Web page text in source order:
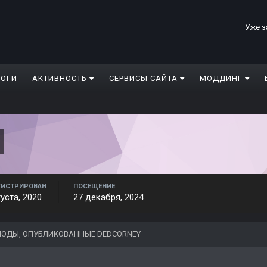
Уже
АКТИВНОСТЬ СЕРВИСЫ САЙТА МОДДИНГ
2020
ПОСЕЩЕНИЕ
27 декабря, 2024
ОПУБЛИКОВАННЫЕ DEDCORNEY